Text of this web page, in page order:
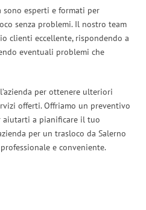
sono esperti e formati per
senza problemi. Il nostro team
clienti eccellente, rispondendo a
eventuali problemi che
per ottenere ulteriori
offerti. Offriamo un preventivo
aiutarti a pianificare il tuo
per un trasloco da Salerno
e conveniente.